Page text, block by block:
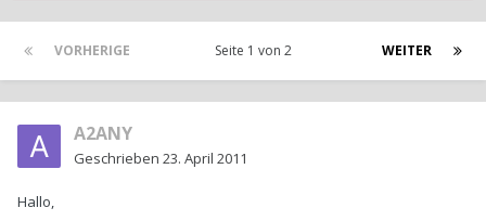
VORHERIGE WEITER
Seite 1 von 2
A2ANY
Geschrieben 23. April 2011
Hallo,